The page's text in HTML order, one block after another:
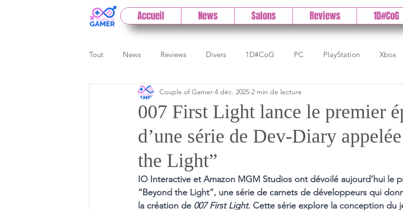
Accueil News Salons Reviews 1D#CoG
Tout News Reviews Divers 1D#CoG PC PlayStation Xbox
Previews Cloud Test indé DLC
Paris Games Week Early Access Test 1DCoG Test Xbox Test
Actu 1DCoG
007 First Light lance le premier
d’une série de Dev-Diary
the Light”
Couple of Gamer 4 déc. 2025 2 min de lecture
IO Interactive et Amazon MGM Studios ont dévoilé aujourd’hui le
“Beyond the Light”, une série de carnets de développeurs qui
la création de 007 First Light. Cette série explore la conception du